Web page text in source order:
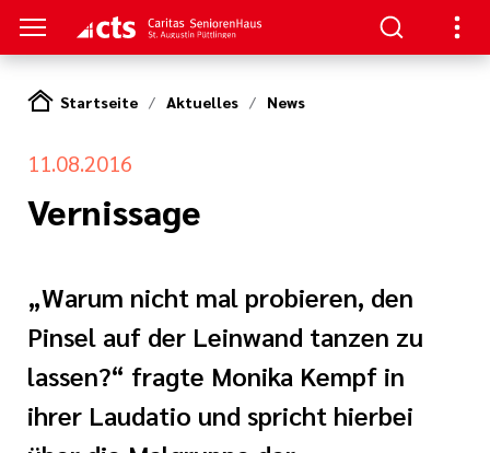
Therapie
Startseite Aktuelles News
11.08.2016
Vernissage
„Warum nicht mal probieren, den
Pinsel auf der Leinwand tanzen zu
lassen?“ fragte Monika Kempf in
ihrer Laudatio und spricht hierbei